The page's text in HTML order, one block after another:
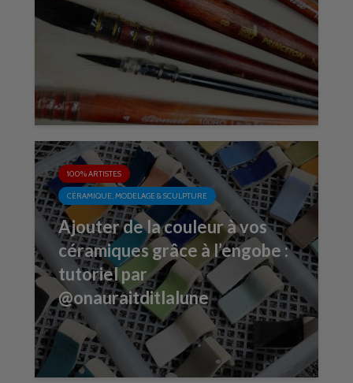
100% ARTISTES
CÉRAMIQUE, MODELAGE & SCULPTURE
Ajouter de la couleur à vos
céramiques grâce à l’engobe :
tutoriel par
@onauraitditlalune